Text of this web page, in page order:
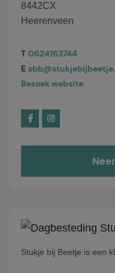
8442CX
Heerenveen
T 0624163744
E
Bezoek website
Stukje bij Beetje is een